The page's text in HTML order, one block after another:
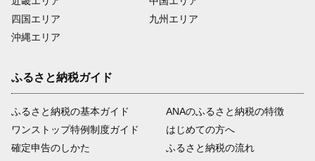
四国エリア
沖縄エリア
九州エリア
ふるさと納税ガイド
ふるさと納税の基本ガイド
ワンストップ特例制度ガイド
確定申告のしかた
ANAのふるさと納税の特徴
はじめての方へ
ふるさと納税の流れ